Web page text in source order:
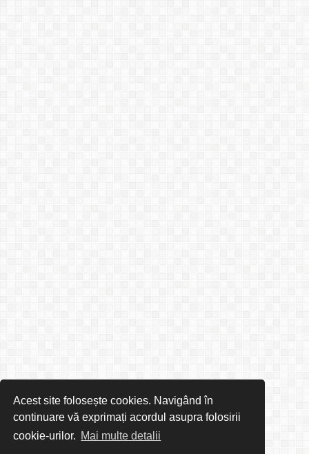
Acest site folosește cookies. Navigând în
continuare vă exprimați acordul asupra folosirii
cookie-urilor. Mai multe detalii